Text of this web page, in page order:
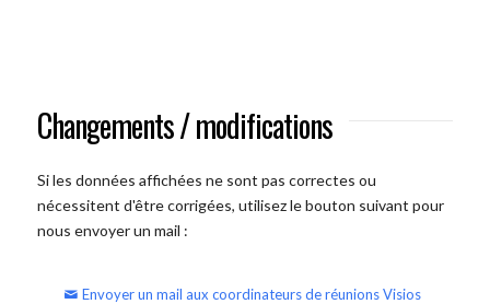
Changements / modifications
Si les données affichées ne sont pas correctes ou
nécessitent d'être corrigées, utilisez le bouton suivant pour
nous envoyer un mail :
Envoyer un mail aux coordinateurs de réunions Visios